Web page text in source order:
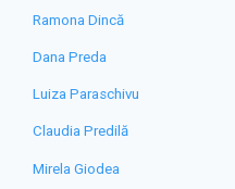
Ramona Dincă
Dana Preda
Luiza Paraschivu
Claudia Predilă
Mirela Giodea